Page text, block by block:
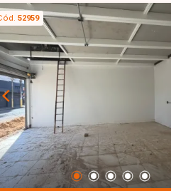
fachada. Imovel possui habite-se
comercial.
52959